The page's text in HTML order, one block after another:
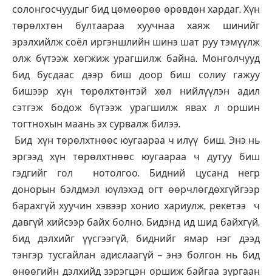
солонгосчуудыг бид цөмөөрөө өрөвдөн хардаг. Хүн
төрөлхтөн бултаараа хуучнаа хаяж шинийг
эрэлхийлж соёл иргэншлийн шинэ шат руу тэмүүлж
олж бүтээж хөгжиж урагшилж байна. Монголчууд
бид бусдаас дээр биш доор биш солиу гажуу
бишээр хүн төрөлхтөнтэй хөл нийлүүлэн адил
сэтгэж бодож бүтээж урагшилж явах л оршин
тогтнохын маань эх сурвалж билээ.
Бид хүн төрөлхтнөөс юугаараа ч илүү биш. Энэ нь
эргээд хүн төрөлхтнөөс юугаараа ч дутуу биш
гэдгийг гол нотолгоо. Бидний цусанд негр
донорын бэлдмэл юүлэхэд огт өөрчлөгдөхгүйгээр
барахгүй хуучин хэвээр хонио хариулж, рекетээ ч
давгүй хийсээр байх болно. Бидэнд ид шид байхгүй,
бид дэлхийг үүсгээгүй, биднийг ямар нэг дээд
тэнгэр тусгайлан адислаагүй – энэ болгон нь бид
өнөөгийн дэлхийд зэрэгцэн оршиж байгаа зургаан